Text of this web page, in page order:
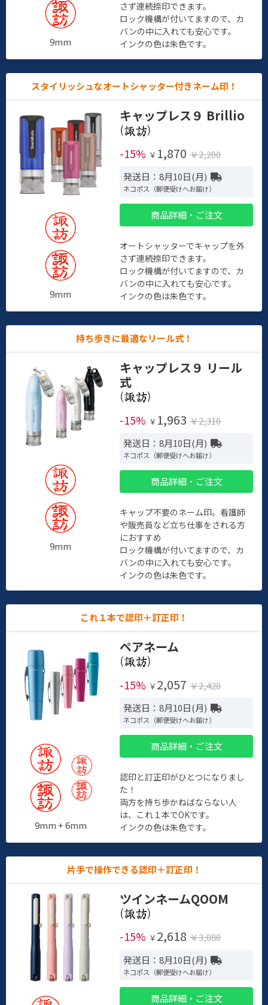
9mm
さず連続捺印できます。
ロック機構が付いてますので、カ
バンの中に入れても安心です。
インクの色は朱色です。
スタイリッシュなオートシャッター付きネーム印！
9mm
キャップレス９ Brillio
(
)
-15% ￥ 1,870 ￥2,200
発送日：8月10日(月)
ネコポス（郵便受けへお届け）
商品詳細・ご注文
オートシャッターでキャップを外
さず連続捺印できます。
ロック機構が付いてますので、カ
バンの中に入れても安心です。
インクの色は朱色です。
持ち歩きに最適なリール式！
9mm
キャップレス９ リール
式
(
)
-15% ￥ 1,963 ￥2,310
発送日：8月10日(月)
ネコポス（郵便受けへお届け）
商品詳細・ご注文
キャップ不要のネーム印。看護師
や販売員など立ち仕事をされる方
におすすめ
ロック機構が付いてますので、カ
バンの中に入れても安心です。
インクの色は朱色です。
これ１本で認印＋訂正印！
9mm + 6mm
ペアネーム
(
)
-15% ￥ 2,057 ￥2,420
発送日：8月10日(月)
ネコポス（郵便受けへお届け）
商品詳細・ご注文
認印と訂正印がひとつになりまし
た！
両方を持ち歩かねばならない人
は、これ１本でOKです。
インクの色は朱色です。
片手で操作できる認印＋訂正印！
ツインネームQOOM
(
)
-15% ￥ 2,618 ￥3,080
発送日：8月10日(月)
ネコポス（郵便受けへお届け）
商品詳細・ご注文